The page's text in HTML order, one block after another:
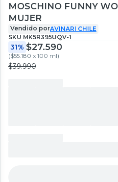
MOSCHINO FUNNY
MUJER
Vendido porAVINARI CHILE
SKU MK5R395UQV-1
31% $27.590
($55.180 x 100 ml)
$39.990